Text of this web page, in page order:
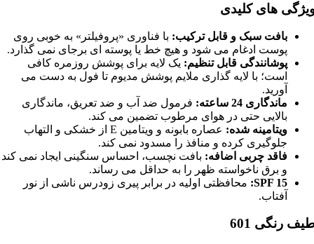
های کلیدی
بافت سبک و قابل ترکیب: با فناوری «پروفیلتر» به خوبی روی
پوست ادغام می شود و هیچ خط یا پوسته ای برجای نمی گذارد.
پوشانندگی قابل تنظیم: یک لایه برای پوشش روزمره کافی
است؛ با لایه گذاری ملایم پوشش مدیوم تا فول به دست می
آورید.
ماندگاری 24 ساعته:
فرمول ضد آب و ضد تعریق، ماندگاری
بالایی حتی در هوای مرطوب تضمین می کند.
ویتامینه شده:
عصاره بابونه و ویتامین E از خشکی و التهاب
جلوگیری کرده و منافذ را مسدود نمی کند.
فاقد چربی اضافه: بافت نچسب، احساس سنگینی ایجاد نمی کند
و برق ناخواسته ظهر را به حداقل می رساند.
SPF 15: محافظتی اولیه در برابر پیری زودرس ناشی از نور
آفتاب.
رنگی 601